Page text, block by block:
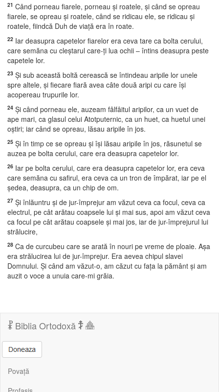
21 Când porneau fiarele, porneau şi roatele, şi când se opreau
fiarele, se opreau şi roatele, când se ridicau ele, se ridicau şi
roatele, fiindcă Duh de viaţă era în roate.
22 Iar deasupra capetelor fiarelor era ceva tare ca bolta cerului,
care semăna cu cleştarul care-ţi lua ochii – întins deasupra peste
capetele lor.
23 Şi sub această boltă cerească se întindeau aripile lor unele
spre altele, şi fiecare fiară avea câte două aripi cu care îşi
acopereau trupurile lor.
24 Şi când porneau ele, auzeam fâlfâitul aripilor, ca un vuet de
ape mari, ca glasul celui Atotputernic, ca un huet, ca huetul unei
oştiri; iar când se opreau, lăsau aripile în jos.
25 Şi în timp ce se opreau şi îşi lăsau aripile în jos, răsunetul se
auzea pe bolta cerului, care era deasupra capetelor lor.
26 Iar pe bolta cerului, care era deasupra capetelor lor, era ceva
care semăna cu safirul, era ceva ca un tron de împărat, iar pe el
şedea, deasupra, ca un chip de om.
27 Şi înlăuntru şi de jur-împrejur am văzut ceva ca focul, ceva ca
electrul, pe cât arătau coapsele lui şi mai sus, apoi am văzut ceva
ca focul pe cât arătau coapsele şi mai jos, iar de jur-împrejurul lui
strălucire,
28 Ca de curcubeu care se arată în nouri pe vreme de ploaie. Aşa
era strălucirea lui de jur-împrejur. Era aevea chipul slavei
Domnului. Şi când am văzut-o, am căzut cu faţa la pământ şi am
auzit o voce a unuia care-mi grăia.
Biblia Ortodoxă
Povață